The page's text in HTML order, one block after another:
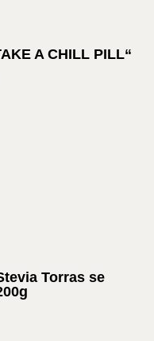
A CHILL PILL“
Torras se